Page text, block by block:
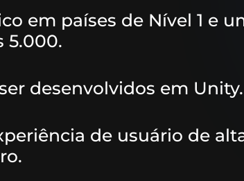
em países de Nível 1 e
5.000.
desenvolvidos em Unity.
de usuário de